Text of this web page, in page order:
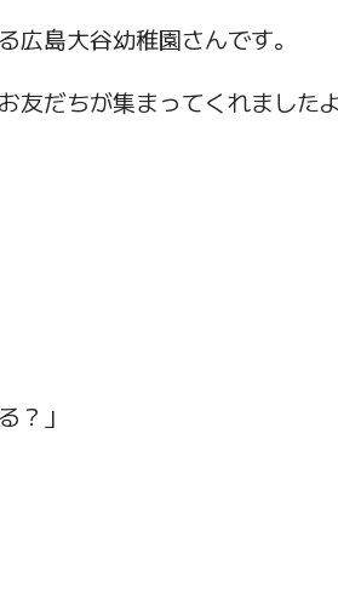
島大谷幼稚園さんです。
友だちが集まってくれました
？」